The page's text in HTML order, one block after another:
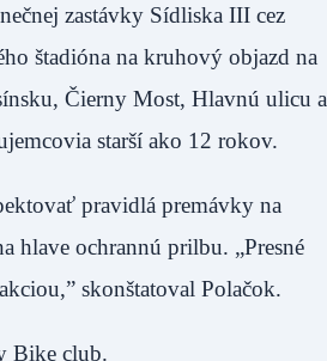
zastávky Sídliska III cez
štadióna na kruhový objazd na
Čierny Most, Hlavnú ulicu a
starší ako 12 rokov.
pravidlá premávky na
hlave ochrannú prilbu. „Presné
skonštatoval Polačok.
Bike club.